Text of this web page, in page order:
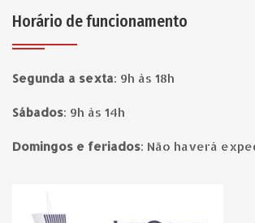
Horário de funcionamento
Segunda a sexta: 9h às 18h
Sábados: 9h às 14h
Domingos e feriados: Não haverá